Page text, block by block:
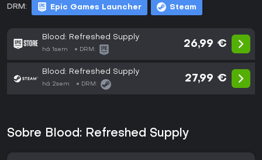
DRM: Epic Games Launcher Steam
Blood: Refreshed Supply
há 1sem DRM:
26,99 €
Blood: Refreshed Supply
há 2sem DRM:
27,99 €
Sobre Blood: Refreshed Supply